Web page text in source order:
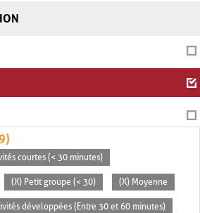
courtes (< 30 minutes)
(X) Petit groupe (< 30) (X) Moyenne
développées (Entre 30 et 60 minutes)